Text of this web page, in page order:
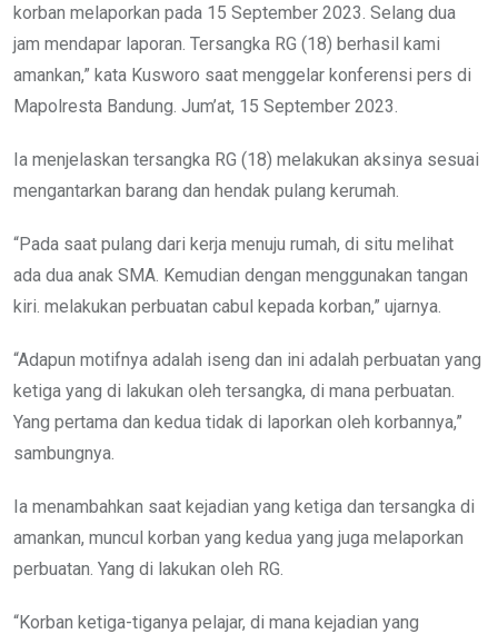
korban melaporkan pada 15 September 2023. Selang dua
jam mendapar laporan. Tersangka RG (18) berhasil kami
amankan,” kata Kusworo saat menggelar konferensi pers di
Mapolresta Bandung. Jum’at, 15 September 2023.
Ia menjelaskan tersangka RG (18) melakukan aksinya sesuai
mengantarkan barang dan hendak pulang kerumah.
“Pada saat pulang dari kerja menuju rumah, di situ melihat
ada dua anak SMA. Kemudian dengan menggunakan tangan
kiri. melakukan perbuatan cabul kepada korban,” ujarnya.
“Adapun motifnya adalah iseng dan ini adalah perbuatan yang
ketiga yang di lakukan oleh tersangka, di mana perbuatan.
Yang pertama dan kedua tidak di laporkan oleh korbannya,”
sambungnya.
Ia menambahkan saat kejadian yang ketiga dan tersangka di
amankan, muncul korban yang kedua yang juga melaporkan
perbuatan. Yang di lakukan oleh RG.
“Korban ketiga-tiganya pelajar, di mana kejadian yang